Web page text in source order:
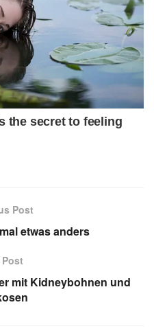
Post
etwas anders
mit Kidneybohnen und